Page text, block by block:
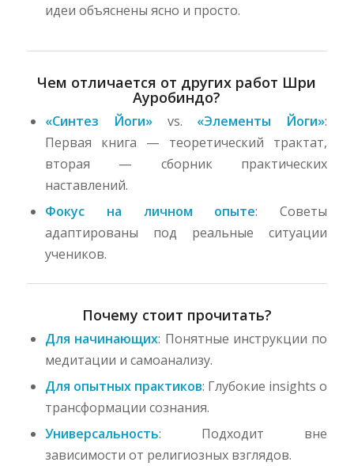
идеи объяснены ясно и просто.
Чем отличается от других работ Шри
Ауробиндо?
«Синтез Йоги»vs. «Элементы Йоги»:
Первая книга — теоретический трактат,
вторая — сборник практических
наставлений.
Фокус на личном опыте: Советы
адаптированы под реальные ситуации
учеников.
Почему стоит прочитать?
Для начинающих: Понятные инструкции по
медитации и самоанализу.
Для опытных практиков: Глубокие insights о
трансформации сознания.
Универсальность: Подходит вне
зависимости от религиозных взглядов.